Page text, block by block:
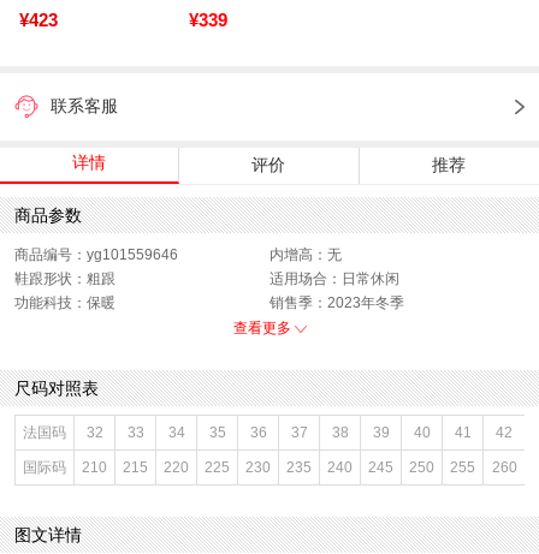
¥423 ¥339
联系客服
详情 评价 推荐
商品参数
商品编号：yg101559646
内增高：无
鞋跟形状：粗跟
适用场合：日常休闲
功能科技：保暖
销售季：2023年冬季
上市时间：2023年冬季
靴筒内里材质：猪皮革
色系：米色
鞋类流行款式：弹力靴
流行元素：撞色
靴筒筒面材质：织物面料,牛皮革
参考标准尺码：36码
厂家地址：广东省深圳市
闭合方式：套筒
前掌高度：2CM
款式季节：冬季
执行标准：舒适上班鞋Q/LR001-2023
风格分类：弹力靴
鞋头款式：圆头
鞋面材质：纺织品,牛皮革
查看更多
尺码对照表
法国码 32 33 34 35 36 37 38 39 40 41 42
国际码 210 215 220 225 230 235 240 245 250 255 260
图文详情